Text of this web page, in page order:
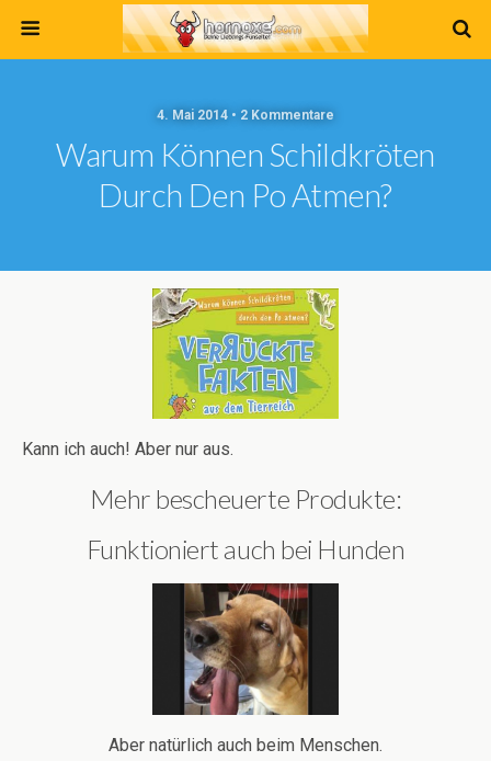
4. Mai 2014 • 2 Kommentare
Warum Können Schildkröten
Durch Den Po Atmen?
Kann ich auch! Aber nur aus.
Mehr bescheuerte Produkte:
Funktioniert auch bei Hunden
Aber natürlich auch beim Menschen.